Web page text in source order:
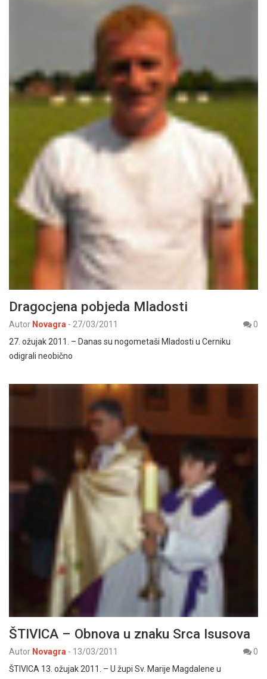
Dragocjena pobjeda Mladosti
Autor Novagra - 27/03/2011
0
27. ožujak 2011. – Danas su nogometaši Mladosti u Cerniku
odigrali neobično
ŠTIVICA – Obnova u znaku Srca Isusova
Autor Novagra - 13/03/2011
0
ŠTIVICA 13. ožujak 2011. – U župi Sv. Marije Magdalene u